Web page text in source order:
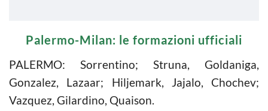
Palermo-Milan: le formazioni ufficiali
PALERMO: Sorrentino; Struna, Goldaniga,
Gonzalez, Lazaar; Hiljemark, Jajalo, Chochev;
Vazquez, Gilardino, Quaison.